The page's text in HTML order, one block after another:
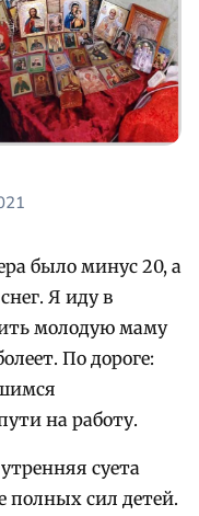
было минус 20, а
Я иду в
молодую маму
По дороге:
на работу.
суета
полных сил детей.